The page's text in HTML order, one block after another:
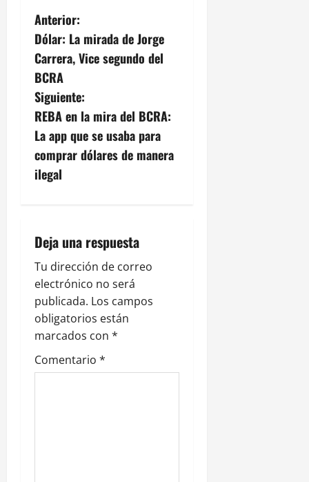
N
a
v
e
g
a
ó
n
d
e
e
Anterior:
Dólar: La mirada de Jorge
Carrera, Vice segundo del
BCRA
Siguiente:
REBA en la mira del BCRA:
La app que se usaba para
comprar dólares de manera
ilegal
Deja una respuesta
Tu dirección de correo
electrónico no será
publicada. Los campos
obligatorios están
marcados con *
Comentario *